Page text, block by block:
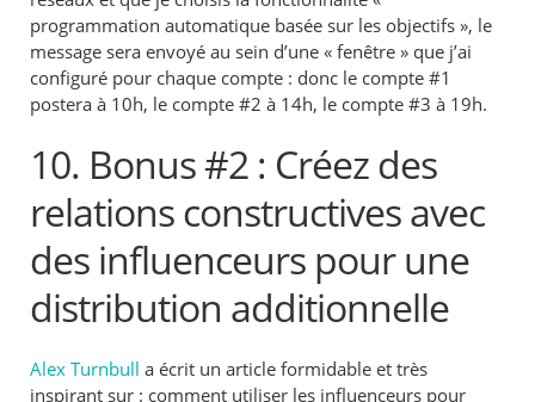
programmation automatique basée sur les objectifs », le
message sera envoyé au sein d’une « fenêtre » que j’ai
configuré pour chaque compte : donc le compte #1
postera à 10h, le compte #2 à 14h, le compte #3 à 19h.
10. Bonus #2 : Créez des
relations constructives avec
des influenceurs pour une
distribution additionnelle
Alex Turnbull a écrit un article formidable et très
inspirant sur : comment utiliser les influenceurs pour